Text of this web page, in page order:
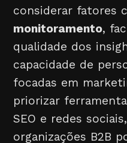
considerar fatores
monitoramento,
qualidade dos
capacidade de
focadas em
priorizar
SEO e redes
organizações B2B